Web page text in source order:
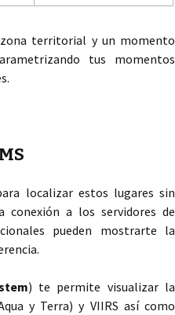
zona territorial y un momento
tus momentos
localizar estos lugares sin
conexión a los servidores de
pueden mostrarte la
) te permite visualizar la
y Terra) y VIIRS así como